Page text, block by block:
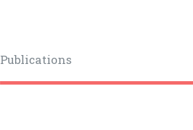
Publications